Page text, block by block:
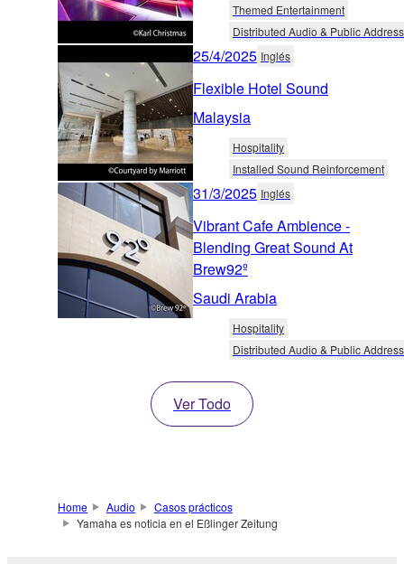
Themed Entertainment
Distributed Audio & Public Address
25/4/2025 Inglés
Flexible Hotel Sound
Malaysia
Hospitality
Installed Sound Reinforcement
31/3/2025 Inglés
Vibrant Cafe Ambience -
Blending Great Sound At
Brew92º
Saudi Arabia
Hospitality
Distributed Audio & Public Address
Ver Todo
Home Audio
Casos prácticos
Yamaha es noticia en el Eßlinger Zeitung